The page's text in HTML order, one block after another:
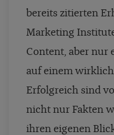
bereits zitierten
Marketing
Content, aber nur
auf einem
Erfolgreich sind
nicht nur Fakten
ihren eigenen